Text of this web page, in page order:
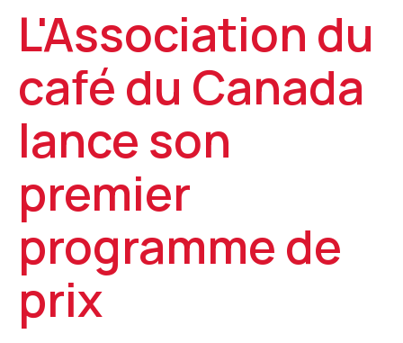
L'Association du
café du Canada
lance son
premier
programme de
prix